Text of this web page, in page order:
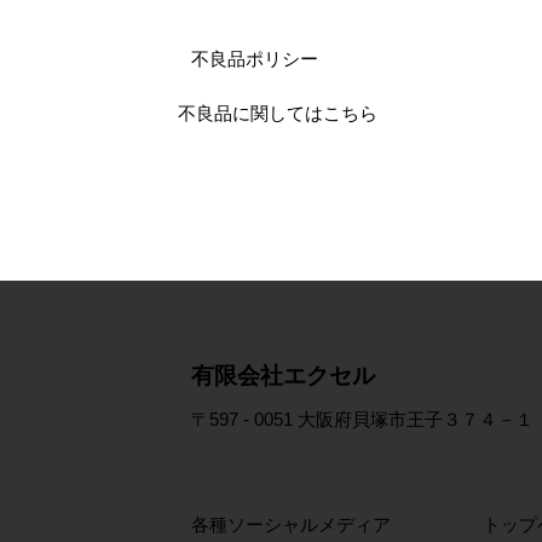
不良品ポリシー
不良品に関してはこちら
​有限会社エクセル
〒597 - 0051 大阪府貝塚市王子３７４－１
各種ソーシャルメディア トッ